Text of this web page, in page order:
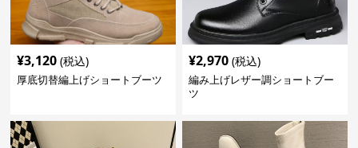
¥3,120 (税込)
厚底切替編上げショートブーツ
¥2,970 (税込)
編み上げレザー調ショートブー
ツ